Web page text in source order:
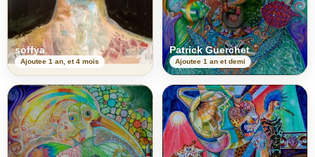
soffya
Ajoutee 1 an, et 4 mois
Patrick Guerchet
Ajoutee 1 an et demi